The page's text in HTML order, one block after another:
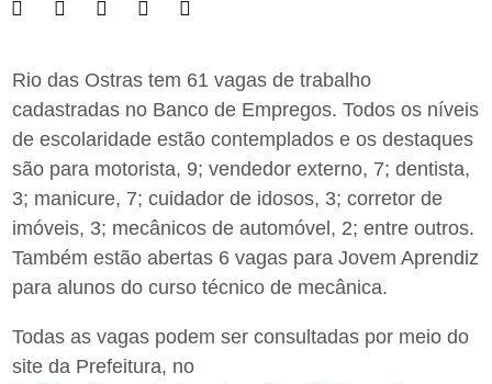
Rio das Ostras tem 61 vagas de trabalho
cadastradas no Banco de Empregos. Todos os níveis
de escolaridade estão contemplados e os destaques
são para motorista, 9; vendedor externo, 7; dentista,
3; manicure, 7; cuidador de idosos, 3; corretor de
imóveis, 3; mecânicos de automóvel, 2; entre outros.
Também estão abertas 6 vagas para Jovem Aprendiz
para alunos do curso técnico de mecânica.
Todas as vagas podem ser consultadas por meio do
site da Prefeitura, no